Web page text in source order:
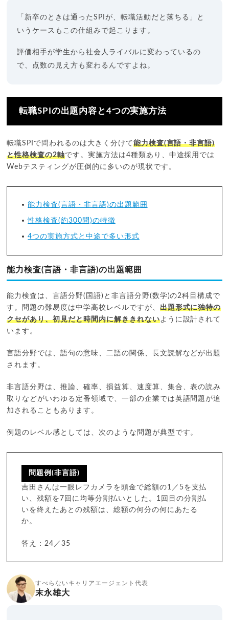
「新卒のときは通ったSPIが、転職活動だと落ちる」と
いうケースもこの仕組みで起こります。
評価相手が学生から社会人ライバルに変わっているの
で、点数の見え方も変わるんですよね。
転職SPIの出題内容と4つの実施方法
転職SPIで問われるのは大きく分けて 能力検査(言語・非言語)
と性格検査の2軸です。実施方法は4種類あり、中途採用では
Webテスティングが圧倒的に多いのが現状です。
能力検査(言語・非言語)の出題範囲
性格検査(約300問)の特徴
4つの実施方式と中途で多い形式
能力検査(言語・非言語)の出題範囲
能力検査は、言語分野(国語)と非言語分野(数学)の2科目構成で
す。問題の難易度は中学高校レベルですが、 出題形式に独特の
クセがあり、初見だと時間内に解ききれないように設計されて
います。
言語分野では、語句の意味、二語の関係、長文読解などが出題
されます。
非言語分野は、推論、確率、損益算、速度算、集合、表の読み
取りなどがいわゆる定番領域で、一部の企業では英語問題が追
加されることもあります。
例題のレベル感としては、次のような問題が典型です。
問題例(非言語)
吉田さんは一眼レフカメラを頭金で総額の1／5を支払
い、残額を7回に均等分割払いとした。1回目の分割払
いを終えたあとの残額は、総額の何分の何にあたる
か。
答え：24／35
すべらないキャリアエージェント代表
末永雄大